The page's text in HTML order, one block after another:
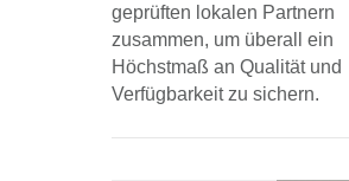
geprüften lokalen Partnern
zusammen, um überall ein
Höchstmaß an Qualität und
Verfügbarkeit zu sichern.